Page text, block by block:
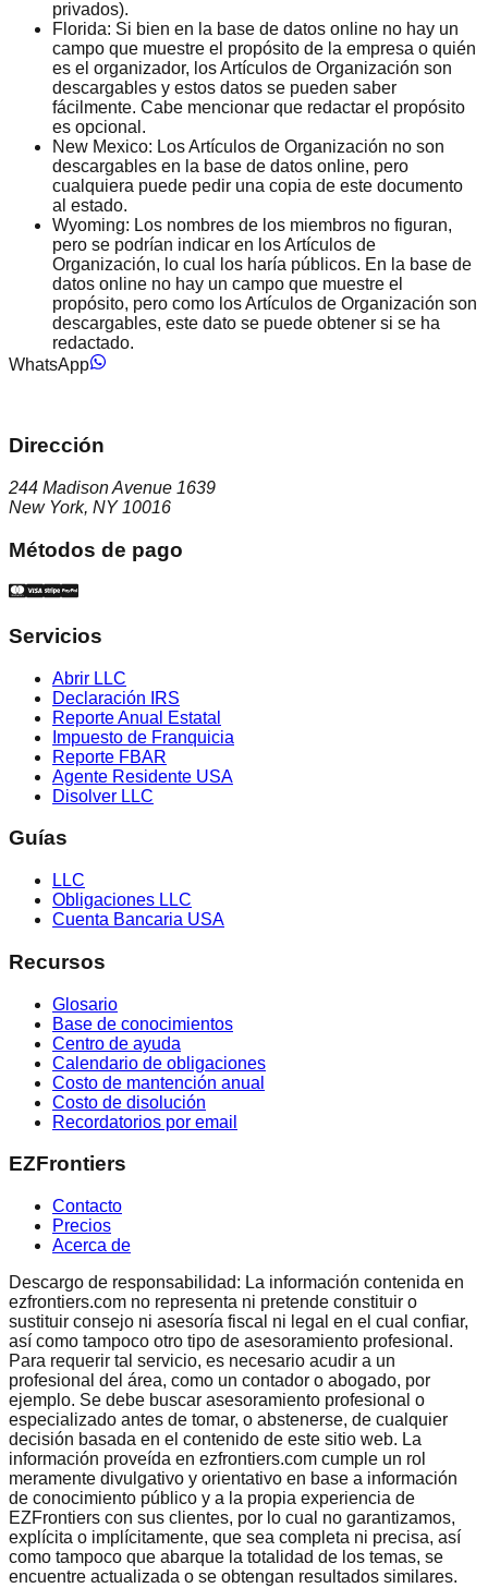
privados).
Florida: Si bien en la base de datos online no hay un
campo que muestre el propósito de la empresa o quién
es el organizador, los Artículos de Organización son
descargables y estos datos se pueden saber
fácilmente. Cabe mencionar que redactar el propósito
es opcional.
New Mexico: Los Artículos de Organización no son
descargables en la base de datos online, pero
cualquiera puede pedir una copia de este documento
al estado.
Wyoming: Los nombres de los miembros no figuran,
pero se podrían indicar en los Artículos de
Organización, lo cual los haría públicos. En la base de
datos online no hay un campo que muestre el
propósito, pero como los Artículos de Organización son
descargables, este dato se puede obtener si se ha
redactado.
WhatsApp
Dirección
244 Madison Avenue 1639
New York, NY 10016
Métodos de pago
Servicios
Abrir LLC
Declaración IRS
Reporte Anual Estatal
Impuesto de Franquicia
Reporte FBAR
Agente Residente USA
Disolver LLC
Guías
LLC
Obligaciones LLC
Cuenta Bancaria USA
Recursos
Glosario
Base de conocimientos
Centro de ayuda
Calendario de obligaciones
Costo de mantención anual
Costo de disolución
Recordatorios por email
EZFrontiers
Contacto
Precios
Acerca de
Descargo de responsabilidad: La información contenida en
ezfrontiers.com no representa ni pretende constituir o
sustituir consejo ni asesoría fiscal ni legal en el cual confiar,
así como tampoco otro tipo de asesoramiento profesional.
Para requerir tal servicio, es necesario acudir a un
profesional del área, como un contador o abogado, por
ejemplo. Se debe buscar asesoramiento profesional o
especializado antes de tomar, o abstenerse, de cualquier
decisión basada en el contenido de este sitio web. La
información proveída en ezfrontiers.com cumple un rol
meramente divulgativo y orientativo en base a información
de conocimiento público y a la propia experiencia de
EZFrontiers con sus clientes, por lo cual no garantizamos,
explícita o implícitamente, que sea completa ni precisa, así
como tampoco que abarque la totalidad de los temas, se
encuentre actualizada o se obtengan resultados similares.